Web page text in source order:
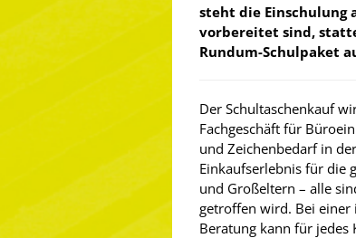
steht die Einschulung
vorbereitet sind,
Rundum-Schulpaket
Der Schultaschenkauf
Fachgeschäft für
und Zeichenbedarf in
Einkaufserlebnis für die
und Großeltern – alle
getroffen wird. Bei
Beratung kann für jedes